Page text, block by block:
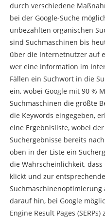
durch verschiedene
bei der Google-Suche
unbezahlten organischen
sind Suchmaschinen bis
über die Internetnutzer auf
wer eine Information im
Fällen ein Suchwort in die
ein, wobei Google mit 90 %
Suchmaschinen die größte
die Keywords eingegeben,
eine Ergebnisliste, wobei
Suchergebnisse bereits
oben in der Liste ein
die Wahrscheinlichkeit,
klickt und zur
darauf hin, bei Google
Engine Result Pages